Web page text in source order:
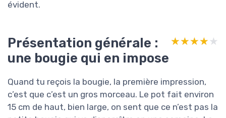
évident.
Présentation générale :
une bougie qui en impose
★★★★★
★★★★★
Quand tu reçois la bougie, la première impression,
c’est que c’est un gros morceau. Le pot fait environ
15 cm de haut, bien large, on sent que ce n’est pas la